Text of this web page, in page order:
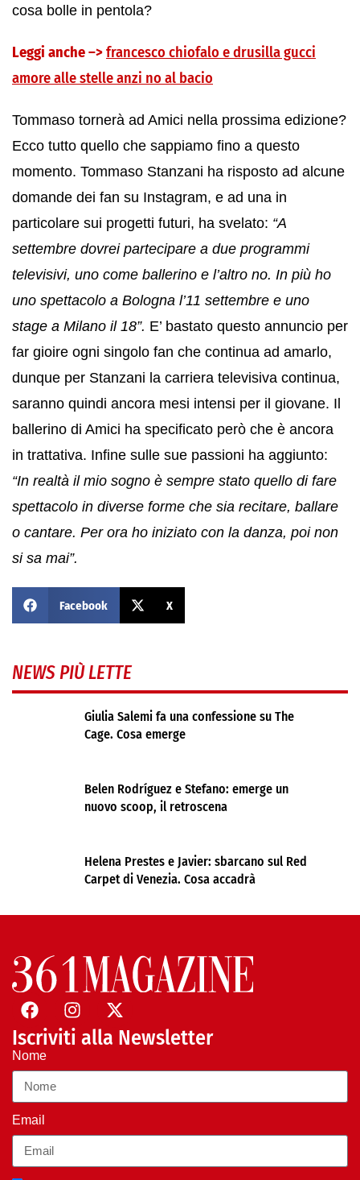
cosa bolle in pentola?
Leggi anche –>francesco chiofalo e drusilla gucci
amore alle stelle anzi no al bacio
Tommaso tornerà ad Amici nella prossima edizione?
Ecco tutto quello che sappiamo fino a questo
momento. Tommaso Stanzani ha risposto ad alcune
domande dei fan su Instagram, e ad una in
particolare sui progetti futuri, ha svelato: “A
settembre dovrei partecipare a due programmi
televisivi, uno come ballerino e l’altro no. In più ho
uno spettacolo a Bologna l’11 settembre e uno
stage a Milano il 18”. E’ bastato questo annuncio per
far gioire ogni singolo fan che continua ad amarlo,
dunque per Stanzani la carriera televisiva continua,
saranno quindi ancora mesi intensi per il giovane. Il
ballerino di Amici ha specificato però che è ancora
in trattativa. Infine sulle sue passioni ha aggiunto:
“In realtà il mio sogno è sempre stato quello di fare
spettacolo in diverse forme che sia recitare, ballare
o cantare. Per ora ho iniziato con la danza, poi non
si sa mai”.
Facebook X
NEWS PIÙ LETTE
Giulia Salemi fa una confessione su The
Cage. Cosa emerge
Belen Rodríguez e Stefano: emerge un
nuovo scoop, il retroscena
Helena Prestes e Javier: sbarcano sul Red
Carpet di Venezia. Cosa accadrà
Iscriviti alla Newsletter
Nome
Email